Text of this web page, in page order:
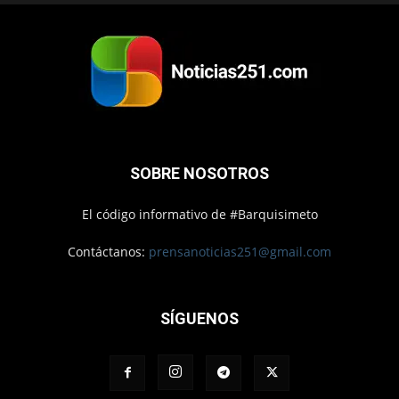
SOBRE NOSOTROS
El código informativo de #Barquisimeto
Contáctanos: prensanoticias251@gmail.com
SÍGUENOS